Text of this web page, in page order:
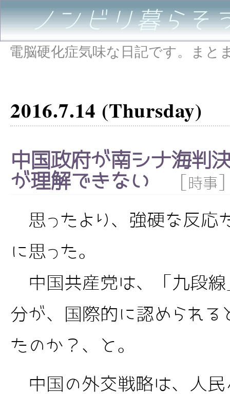
ノンビリ暮らそ
電脳硬化症気味な日記です。まと
2016.7.14 (Thursday)
中国政府が南シナ海判
が理解できない
時事
思ったより、強硬な反応
に思った。
中国共産党は、「九段線
分が、国際的に認められる
たのか？、と。
中国の外交戦略は、人